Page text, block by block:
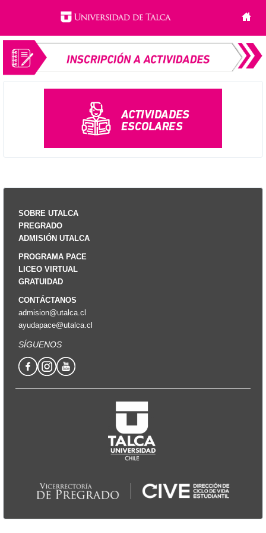
SOBRE UTALCA
PREGRADO
ADMISIÓN UTALCA
PROGRAMA PACE
LICEO VIRTUAL
GRATUIDAD
CONTÁCTANOS
admision@utalca.cl
ayudapace@utalca.cl
SÍGUENOS